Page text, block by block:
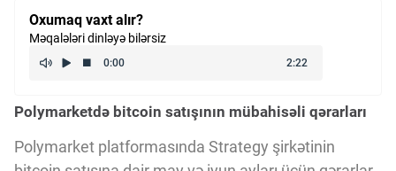
Kriptovalyuta
ÇƏRƏZLƏR SİYASƏTİ
Oxumaq vaxt alır?
Məqalələri dinləyə bilərsiz
Polymarketdə bitcoin satışının mübahisəli qərarları
Polymarket platformasında Strategy şirkətinin